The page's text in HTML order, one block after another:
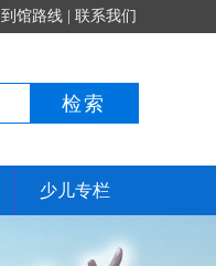
到馆路线 联系我们
少儿专栏